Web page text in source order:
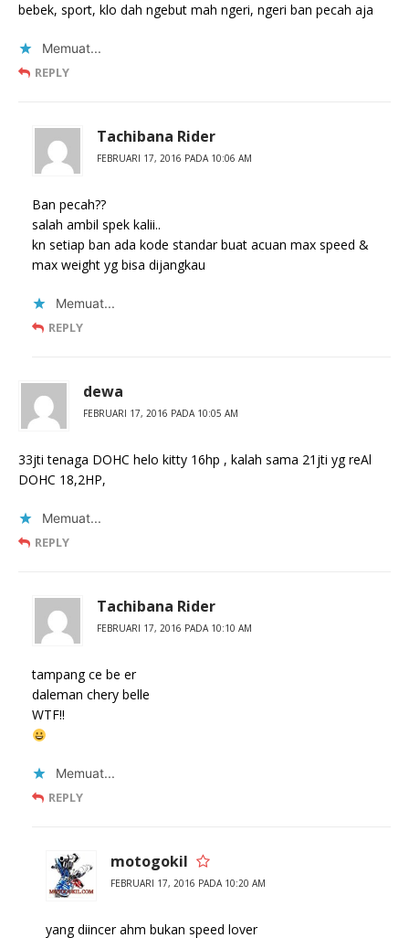
bebek, sport, klo dah ngebut mah ngeri, ngeri ban pecah aja
Memuat...
REPLY
Tachibana Rider
FEBRUARI 17, 2016 PADA 10:06 AM
Ban pecah??
salah ambil spek kalii..
kn setiap ban ada kode standar buat acuan max speed &
max weight yg bisa dijangkau
Memuat...
REPLY
dewa
FEBRUARI 17, 2016 PADA 10:05 AM
33jti tenaga DOHC helo kitty 16hp , kalah sama 21jti yg reAl
DOHC 18,2HP,
Memuat...
REPLY
Tachibana Rider
FEBRUARI 17, 2016 PADA 10:10 AM
tampang ce be er
daleman chery belle
WTF!!
Memuat...
REPLY
motogokil
FEBRUARI 17, 2016 PADA 10:20 AM
yang diincer ahm bukan speed lover